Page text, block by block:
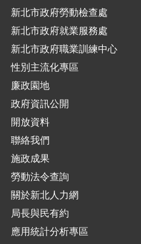
新北市政府勞動檢查處
新北市政府就業服務處
新北市政府職業訓練中心
性別主流化專區
廉政園地
政府資訊公開
開放資料
聯絡我們
施政成果
勞動法令查詢
關於新北人力網
局長與民有約
應用統計分析專區